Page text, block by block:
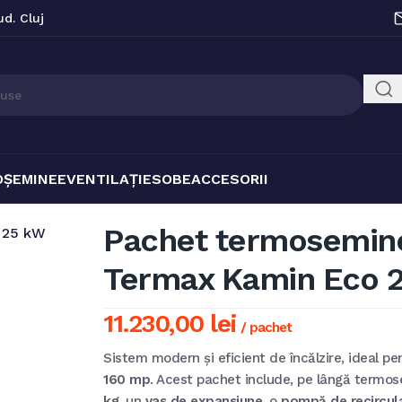
Cluj
VENTILAȚIESOBEACCESORII
Pachet
Termax Kamin Eco
11.230,00 lei / pachet
Sistem modern și eficient de încălzire, ideal
160 mp. Acest pachet include, pe lângă